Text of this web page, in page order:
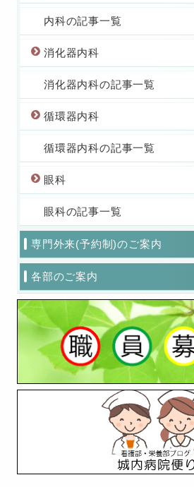
内科の記事一覧
消化器内科
消化器内科の記事一覧
循環器内科
循環器内科の記事一覧
眼科
眼科の記事一覧
専門外来(予約制)のご案内
各部のご案内